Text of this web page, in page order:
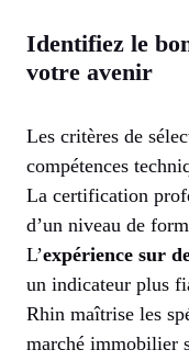
Identifiez le
votre avenir
Les critères de
compétences
La certification
d’un niveau de
L’expérience sur
un indicateur plus
Rhin maîtrise les
marché immobilier